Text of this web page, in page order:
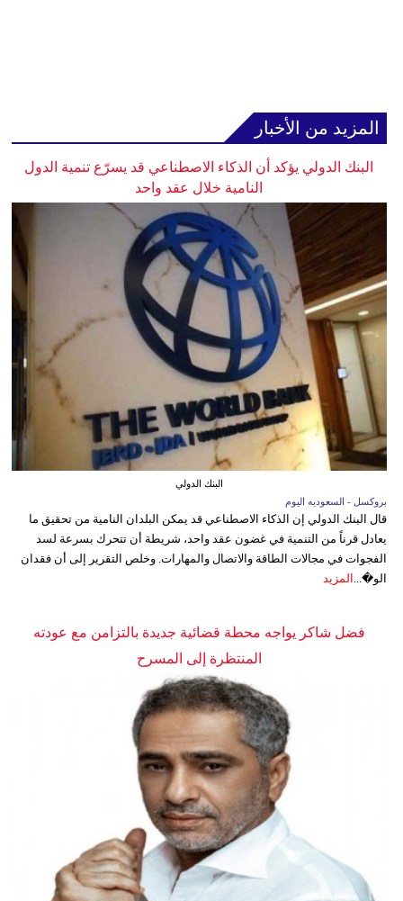
المزيد من الأخبار
البنك الدولي يؤكد أن الذكاء الاصطناعي قد يسرّع تنمية الدول
النامية خلال عقد واحد
البنك الدولي
بروكسل - السعوديه اليوم
قال البنك الدولي إن الذكاء الاصطناعي قد يمكن البلدان النامية من تحقيق ما
يعادل قرناً من التنمية في غضون عقد واحد، شريطة أن تتحرك بسرعة لسد
الفجوات في مجالات الطاقة والاتصال والمهارات. وخلص التقرير إلى أن فقدان
الو�... المزيد
فضل شاكر يواجه محطة قضائية جديدة بالتزامن مع عودته
المنتظرة إلى المسرح